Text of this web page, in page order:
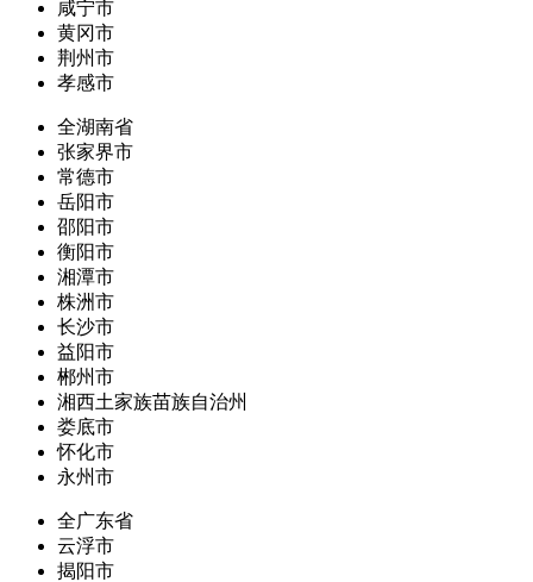
咸宁市
黄冈市
荆州市
孝感市
全湖南省
张家界市
常德市
岳阳市
邵阳市
衡阳市
湘潭市
株洲市
长沙市
益阳市
郴州市
湘西土家族苗族自治州
娄底市
怀化市
永州市
全广东省
云浮市
揭阳市